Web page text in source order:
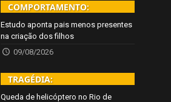
COMPORTAMENTO:
Estudo aponta pais menos presentes
na criação dos filhos
09/08/2026
TRAGÉDIA:
Queda de helicóptero no Rio de